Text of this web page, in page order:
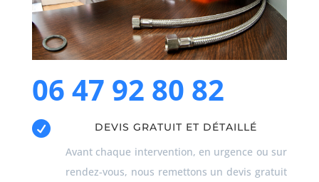
06 47 92 80 82
 DEVIS GRATUIT ET DÉTAILLÉ
Avant chaque intervention, en urgence ou sur
rendez-vous, nous remettons un devis gratuit